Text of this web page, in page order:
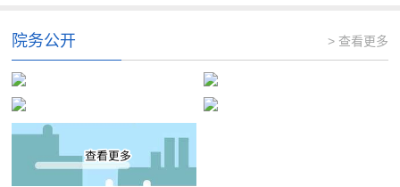
院务公开 > 查看更多